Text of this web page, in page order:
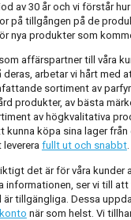
av 30 år och vi förstår
på tillgången på de
nya produkter som
affärspartner till våra
arbetar vi hårt med
sortiment av
produkter, av bästa
av högkvalitativa
kunna köpa sina lager från
fullt ut och snabbt.
det är för våra kunder
informationen, ser vi till att
tillgängliga. Dessa
när som helst. Vi